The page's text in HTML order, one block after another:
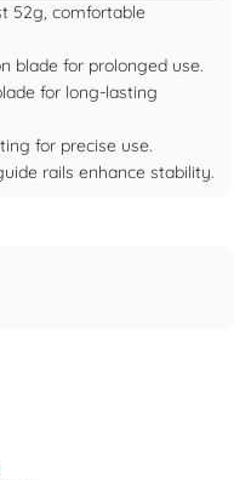
52g, comfortable
blade for prolonged use.
for long-lasting
for precise use.
rails enhance stability.